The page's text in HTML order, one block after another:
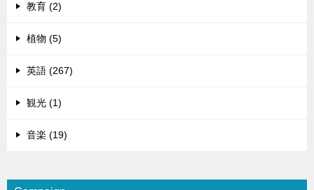
教育 (2)
植物 (5)
英語 (267)
観光 (1)
音楽 (19)